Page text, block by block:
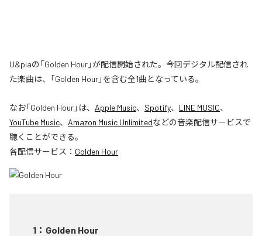
U&piaの「Golden Hour」が配信開始された。今回デジタル配信され
た楽曲は、「Golden Hour」を含む全1曲となっている。
なお「Golden Hour」は、 Apple Music、 Spotify、 LINE MUSIC、
YouTube Music、 Amazon Music Unlimitedなどの音楽配信サービスで
聴くことができる。
各配信サービス： Golden Hour
1 ： Golden Hour